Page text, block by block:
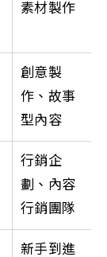
素材製作
創意製
作、故事
型內容
行銷企
劃、內容
行銷團隊
新手到進